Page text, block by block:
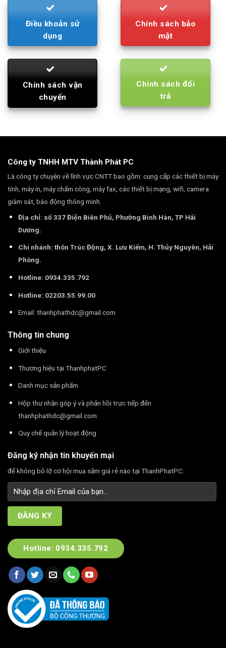
Điều khoản sử
dụng
Chính sách bảo
mật
Chính sách vận
chuyển
Chính sách đổi
trả
Công ty TNHH MTV Thành Phát PC
Là công ty chuyên về lĩnh vực CNTT bao gồm: cung cấp các thiết bị máy
tính, máy in, máy chấm công, máy fax, các thiết bị mạng, wifi, camera
giám sát, báo động thông minh.
Địa chỉ: số 337 Điện Biên Phủ, Phường Bình Hàn, TP Hải
Dương.
Chi nhánh: thôn Trúc Động, X. Lưu Kiếm, H. Thủy Nguyên, Hải
Phòng.
Hotline: 0934.335.792
Hotline: 02203.55.99.00
Email: thanhphathdc@gmail.com
Thông tin chung
Giới thiệu
Thương hiệu tại ThanhphatPC
Danh mục sản phẩm
Hộp thư nhận góp ý và phản hồi trực tiếp đến
thanhphathdc@gmail.com
Quy chế quản lý hoạt động
Đăng ký nhận tin khuyến mại
để không bỏ lỡ cơ hội mua sắm giá rẻ nào tại ThanhPhatPC:
Hotline: 0934.335.792